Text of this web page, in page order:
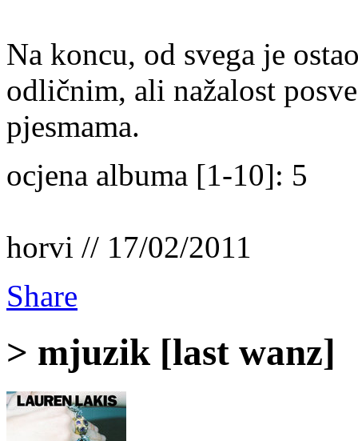
Na koncu, od svega je
odličnim, ali nažalost
pjesmama.
ocjena albuma [1-10]: 5
horvi // 17/02/2011
Share
> mjuzik [last wanz]